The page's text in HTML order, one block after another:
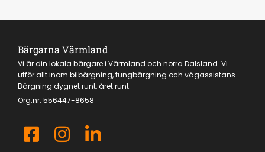
Bärgarna Värmland
Vi är din lokala bärgare i Värmland och norra Dalsland. Vi
utför allt inom bilbärgning, tungbärgning och vägassistans.
Bärgning dygnet runt, året runt.
Org.nr: 556447-8658